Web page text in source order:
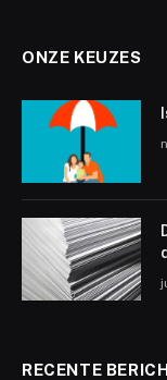
ONZE KEUZES
RECENTE